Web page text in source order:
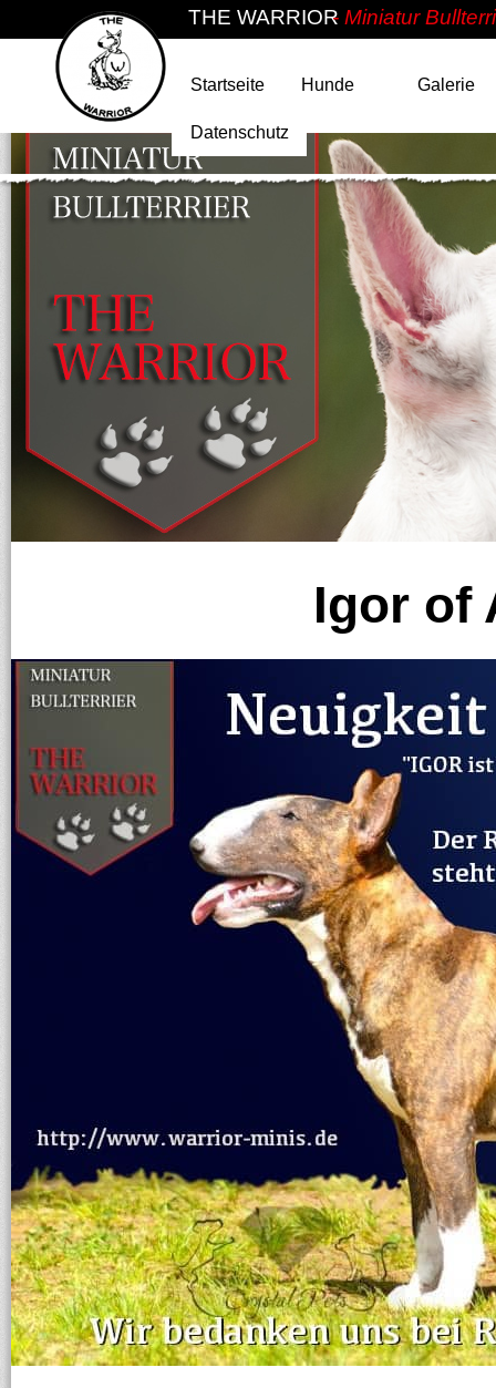
THE WARRIOR- Miniatur
überspringen
Startseite Hunde Galerie
Datenschutz
Igor of